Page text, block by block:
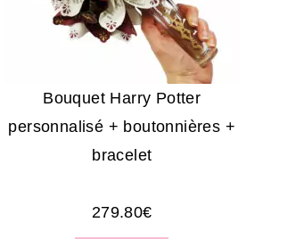
Bouquet Harry Potter
personnalisé + boutonnières +
bracelet
279.80€